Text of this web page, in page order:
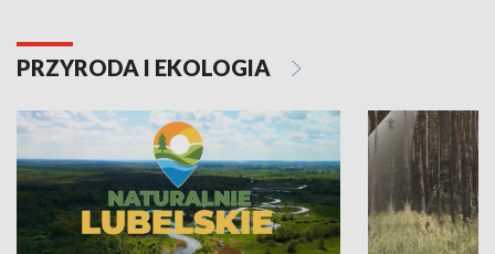
PRZYRODA I EKOLOGIA